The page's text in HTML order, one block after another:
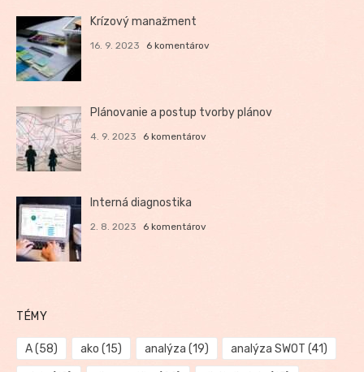
Krízový manažment
16. 9. 2023 6 komentárov
Plánovanie a postup tvorby plánov
4. 9. 2023 6 komentárov
Interná diagnostika
2. 8. 2023 6 komentárov
TÉMY
A(58) ako (15) analýza (19) analýza SWOT (41)